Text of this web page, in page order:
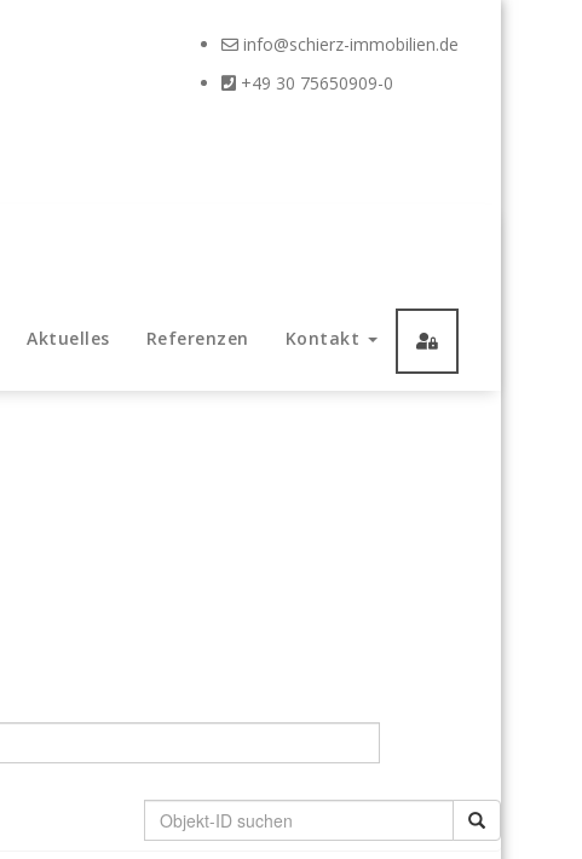
info@schierz-immobilien.de
+49 30 75650909-0
Aktuelles Referenzen Kontakt